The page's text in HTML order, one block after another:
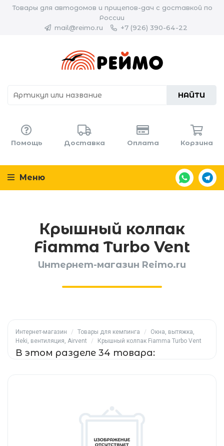
Товары для автодомов и прицепов-дач с доставкой по
России
mail@reimo.ru
+7 (926) 390-64-22
НАЙТИ
Помощь Доставка Оплата Корзина
Меню
Крышный колпак
Fiamma Turbo Vent
Интернет-магазин Reimo.ru
Интернет-магазин / Товары для кемпинга /
Окна, вытяжка,
Heki, вентиляция, Airvent
/ Крышный колпак Fiamma Turbo Vent
В этом разделе 34 товара: